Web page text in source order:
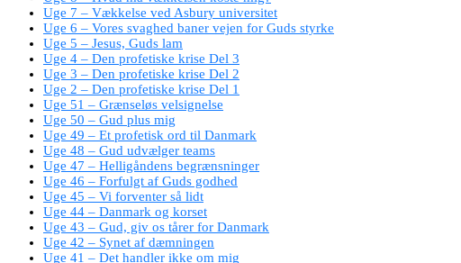
Uge 7 – Vækkelse ved Asbury universitet
Uge 6 – Vores svaghed baner vejen for Guds styrke
Uge 5 – Jesus, Guds lam
Uge 4 – Den profetiske krise Del 3
Uge 3 – Den profetiske krise Del 2
Uge 2 – Den profetiske krise Del 1
Uge 51 – Grænseløs velsignelse
Uge 50 – Gud plus mig
Uge 49 – Et profetisk ord til Danmark
Uge 48 – Gud udvælger teams
Uge 47 – Helligåndens begrænsninger
Uge 46 – Forfulgt af Guds godhed
Uge 45 – Vi forventer så lidt
Uge 44 – Danmark og korset
Uge 43 – Gud, giv os tårer for Danmark
Uge 42 – Synet af dæmningen
Uge 41 – Det handler ikke om mig